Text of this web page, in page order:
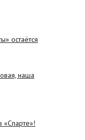
остаётся
наша
«Спарте»!